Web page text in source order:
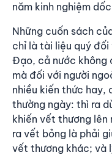
năm kinh nghiệm
Những cuốn sách
chỉ là tài liệu quý
Đạo, cả nước không
mà đối với người
nhiều kiến thức hay,
thường ngày: thì ra
khiến vết thương lên
ra vết bỏng là phải
vết thương khác; và